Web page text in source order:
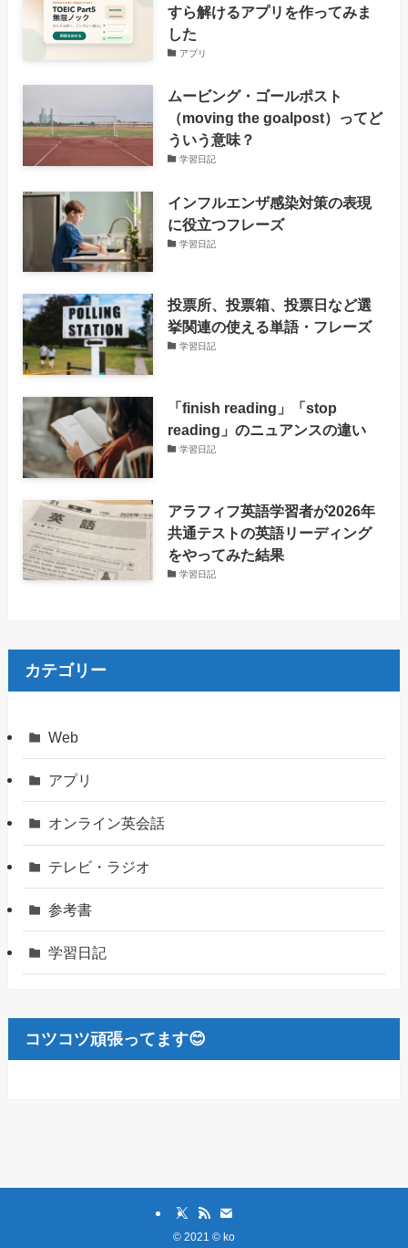
すら解けるアプリを作ってみま
した
アプリ
ムービング・ゴールポスト
（moving the goalpost）ってど
ういう意味？
学習日記
インフルエンザ感染対策の表現
に役立つフレーズ
学習日記
投票所、投票箱、投票日など選
挙関連の使える単語・フレーズ
学習日記
「finish reading」「stop
reading」のニュアンスの違い
学習日記
アラフィフ英語学習者が2026年
共通テストの英語リーディング
をやってみた結果
学習日記
カテゴリー
Web
アプリ
オンライン英会話
テレビ・ラジオ
参考書
学習日記
コツコツ頑張ってます😊
© 2021 © ko